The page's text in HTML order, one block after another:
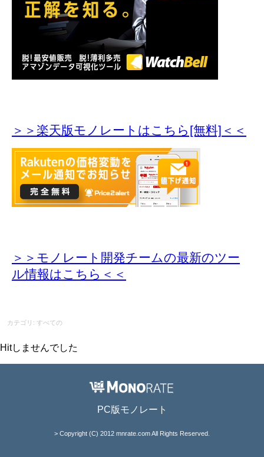
＞＞楽天版モノレートはこちら[無料]＜＜
＞＞モノレート開発チームの最新のツー
ル情報はこちら＜＜
カテゴリ: すべての
Hitしませんでした
PC版モノレート
> Copyright (C) 2012 mnrate.com All Rights Reserved.